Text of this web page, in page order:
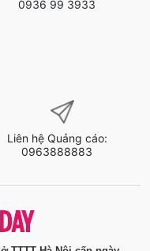
0936 99 3933
Liên hệ Quảng cáo:
0963888883